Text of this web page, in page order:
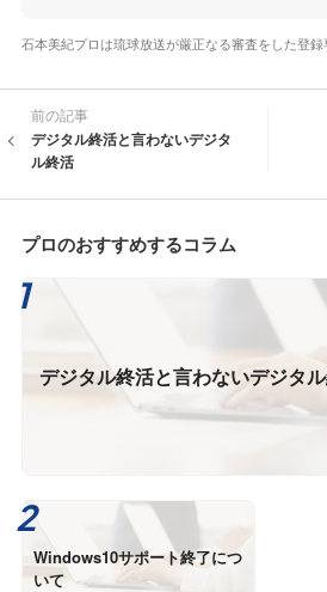
石本美紀プロは琉球放送が厳正なる審査をした登録
前の記事
デジタル終活と言わないデジタ
ル終活
プロのおすすめするコラム
デジタル終活と言わないデジタ
Windows10サポート終了につ
いて